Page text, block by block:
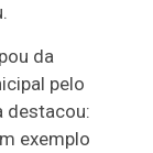
da
pelo
destacou:
exemplo